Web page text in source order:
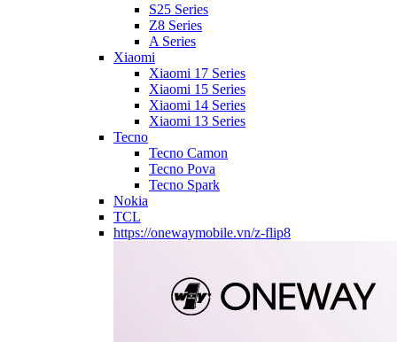
S25 Series
Z8 Series
A Series
Xiaomi
Xiaomi 17 Series
Xiaomi 15 Series
Xiaomi 14 Series
Xiaomi 13 Series
Tecno
Tecno Camon
Tecno Pova
Tecno Spark
Nokia
TCL
https://onewaymobile.vn/z-flip8